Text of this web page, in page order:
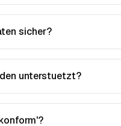
sicher?
unterstuetzt?